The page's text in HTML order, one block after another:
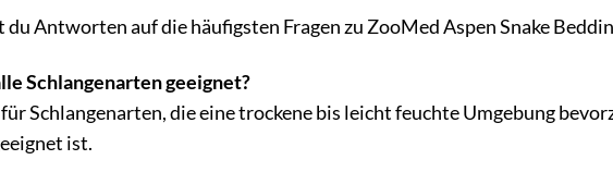
du Antworten auf die häufigsten Fragen zu ZooMed Aspen Snake
Schlangenarten geeignet?
Schlangenarten, die eine trockene bis leicht feuchte Umgebung
ist.